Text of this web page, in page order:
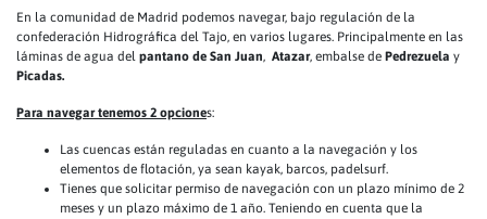
En la comunidad de Madrid podemos navegar, bajo regulación de la
confederación Hidrográfica del Tajo, en varios lugares. Principalmente en las
láminas de agua del pantano de San Juan, Atazar, embalse de Pedrezuela y
Picadas.
Para navegar tenemos 2 opciones:
Las cuencas están reguladas en cuanto a la navegación y los
elementos de flotación, ya sean kayak, barcos, padelsurf.
Tienes que solicitar permiso de navegación con un plazo mínimo de 2
meses y un plazo máximo de 1 año. Teniendo en cuenta que la